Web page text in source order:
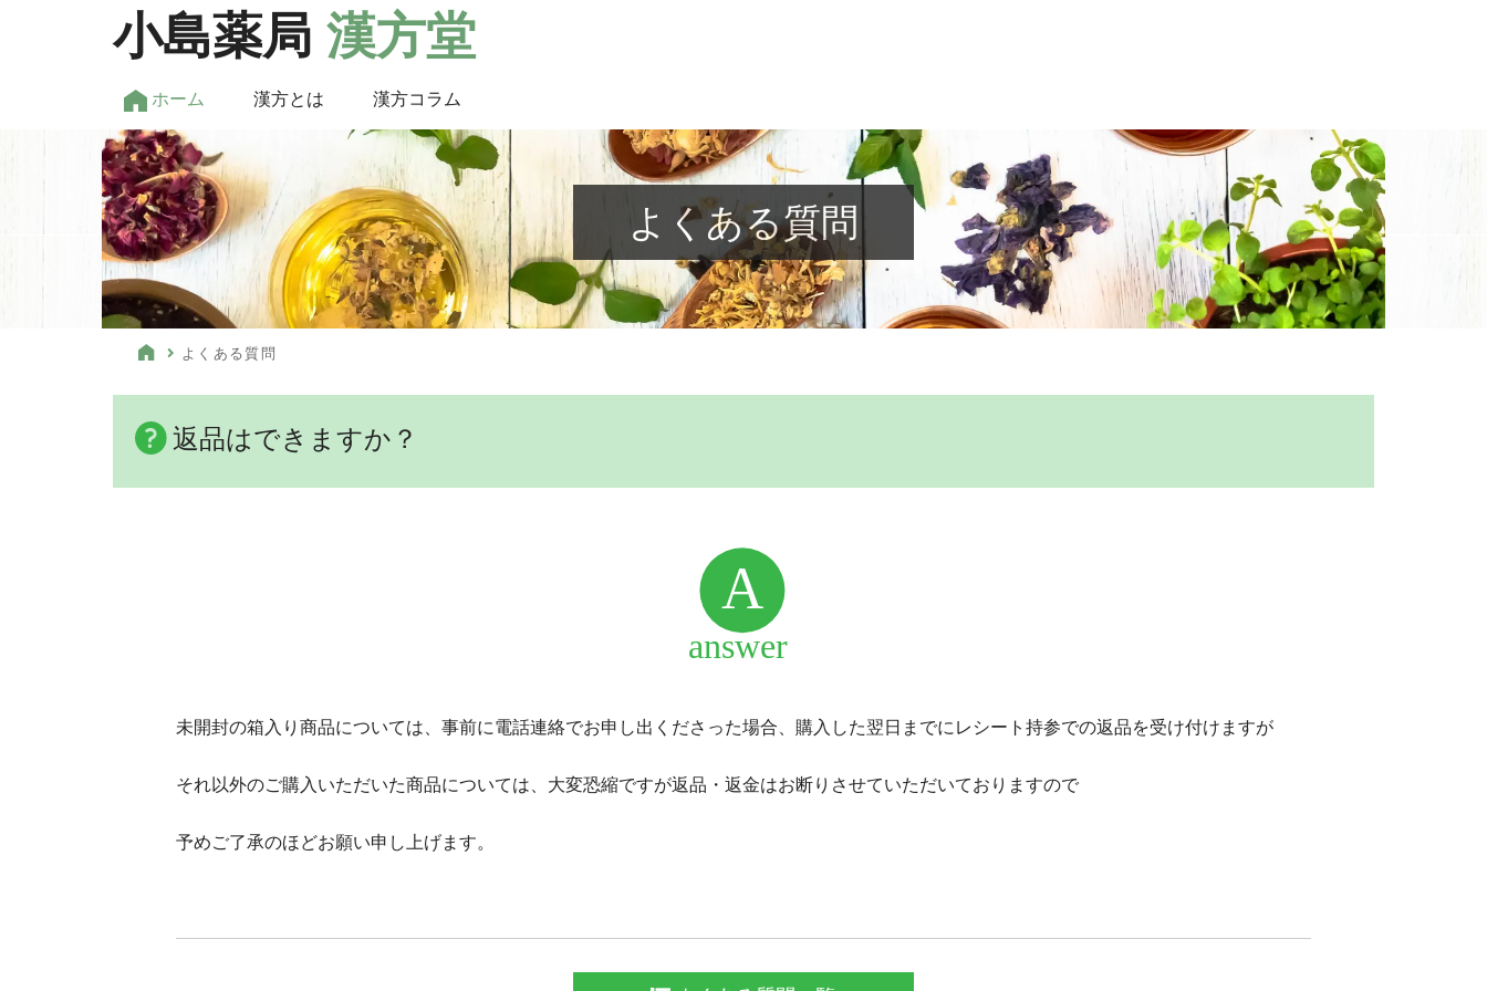
小島薬局 漢方堂
ホーム 漢方とは 漢方コラム
よくある質問
よくある質問
返品はできますか？
未開封の箱入り商品については、事前に電話連絡でお申し出くださった場合、購入した翌日までにレシート持参での返品を受け付けますが
それ以外のご購入いただいた商品については、大変恐縮ですが返品・返金はお断りさせていただいておりますので
予めご了承のほどお願い申し上げます。